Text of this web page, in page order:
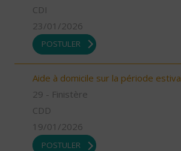
CDI
23/01/2026
POSTULER
Aide à domicile sur la période
29 - Finistère
CDD
19/01/2026
POSTULER